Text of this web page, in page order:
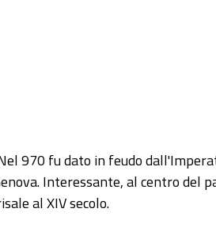
970 fu dato in feudo
Interessante, al centro del
al XIV secolo.